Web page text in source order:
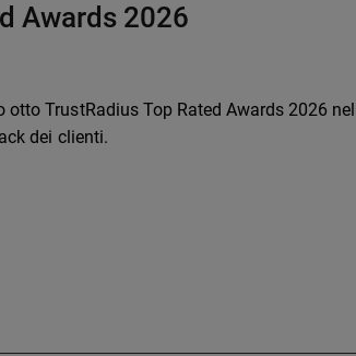
Awards 2026
otto TrustRadius Top Rated Awards 2026
dei clienti.